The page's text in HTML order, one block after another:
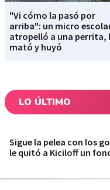
"Vi cómo la pasó por
arriba": un micro
atropelló a una perrita,
mató y huyó
LO ÚLTIMO
Sigue la pelea con los
le quitó a Kiciloff un